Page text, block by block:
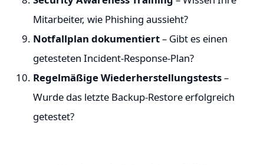
Mitarbeiter, wie Phishing aussieht?
Notfallplan dokumentiert– Gibt es einen
getesteten Incident-Response-Plan?
Regelmäßige Wiederherstellungstests–
Wurde das letzte Backup-Restore erfolgreich
getestet?